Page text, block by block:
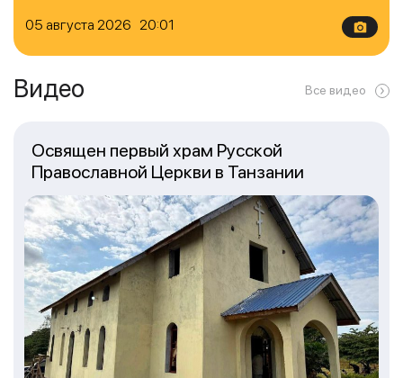
05 августа 2026 20:01
Видео Все видео
Освящен первый храм Русской
Православной Церкви в Танзании